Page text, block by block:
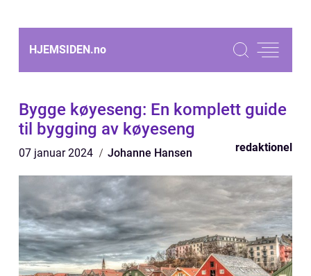
HJEMSIDEN.no
Bygge køyeseng: En komplett guide
til bygging av køyeseng
07 januar 2024 Johanne Hansen redaktionel